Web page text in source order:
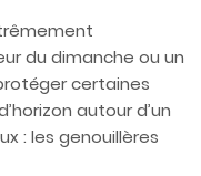
du dimanche ou un
certaines
autour d’un
: les genouillères